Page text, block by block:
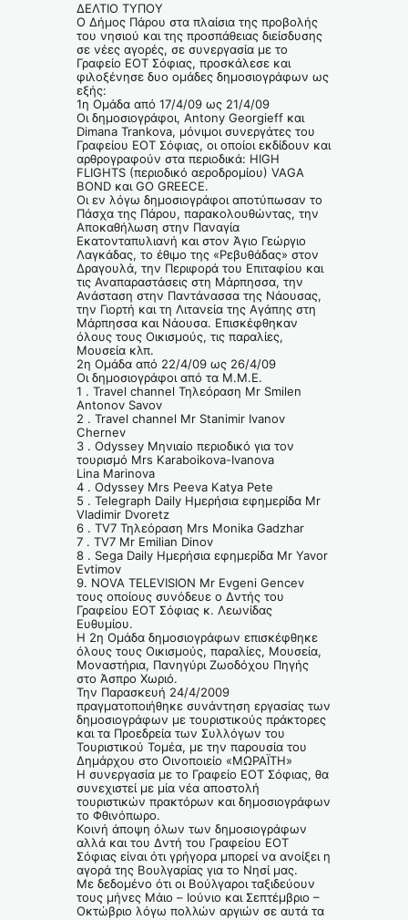
ΔΕΛΤΙΟ ΤΥΠΟΥ
Ο Δήμος Πάρου στα πλαίσια της προβολής
του νησιού και της προσπάθειας διείσδυσης
σε νέες αγορές, σε συνεργασία με το
Γραφείο ΕΟΤ Σόφιας, προσκάλεσε και
φιλοξένησε δυο ομάδες δημοσιογράφων ως
εξής:
1η Ομάδα από 17/4/09 ως 21/4/09
Οι δημοσιογράφοι, Αntony Georgieff και
Dimana Trankova, μόνιμοι συνεργάτες του
Γραφείου ΕΟΤ Σόφιας, οι οποίοι εκδίδουν και
αρθρογραφούν στα περιοδικά: HIGH
FLIGHTS (περιοδικό αεροδρομίου) VAGA
BOND και GO GREECE.
Oι εν λόγω δημοσιογράφοι αποτύπωσαν το
Πάσχα της Πάρου, παρακολουθώντας, την
Αποκαθήλωση στην Παναγία
Εκατονταπυλιανή και στον Άγιο Γεώργιο
Λαγκάδας, το έθιμο της «Ρεβυθάδας» στον
Δραγουλά, την Περιφορά του Επιταφίου και
τις Αναπαραστάσεις στη Μάρπησσα, την
Ανάσταση στην Παντάνασσα της Νάουσας,
την Γιορτή και τη Λιτανεία της Αγάπης στη
Μάρπησσα και Νάουσα. Επισκέφθηκαν
όλους τους Οικισμούς, τις παραλίες,
Μουσεία κλπ.
2η Ομάδα από 22/4/09 ως 26/4/09
Οι δημοσιογράφοι από τα Μ.Μ.Ε.
1 . Travel channel Τηλεόραση Mr Smilen
Antonov Savov
2 . Travel channel Mr Stanimir Ivanov
Chernev
3 . Odyssey Μηνιαίο περιοδικό για τον
τουρισμό Mrs Karaboikova-Ivanova
Lina Marinova
4 . Odyssey Mrs Peeva Katya Pete
5 . Telegraph Daily Ημερήσια εφημερίδα Mr
Vladimir Dvoretz
6 . TV7 Τηλεόραση Mrs Monika Gadzhar
7 . TV7 Mr Emilian Dinov
8 . Sega Daily Ημερήσια εφημερίδα Mr Yavor
Evtimov
9. NOVA TELEVISION Mr Evgeni Gencev
τους οποίους συνόδευε ο Δντής του
Γραφείου ΕΟΤ Σόφιας κ. Λεωνίδας
Ευθυμίου.
Η 2η Ομάδα δημοσιογράφων επισκέφθηκε
όλους τους Οικισμούς, παραλίες, Μουσεία,
Μοναστήρια, Πανηγύρι Ζωοδόχου Πηγής
στο Άσπρο Χωριό.
Την Παρασκευή 24/4/2009
πραγματοποιήθηκε συνάντηση εργασίας των
δημοσιογράφων με τουριστικούς πράκτορες
και τα Προεδρεία των Συλλόγων του
Τουριστικού Τομέα, με την παρουσία του
Δημάρχου στο Οινοποιείο «ΜΩΡΑΪΤΗ»
Η συνεργασία με το Γραφείο ΕΟΤ Σόφιας, θα
συνεχιστεί με μία νέα αποστολή
τουριστικών πρακτόρων και δημοσιογράφων
το Φθινόπωρο.
Κοινή άποψη όλων των δημοσιογράφων
αλλά και του Δντή του Γραφείου ΕΟΤ
Σόφιας είναι ότι γρήγορα μπορεί να ανοίξει η
αγορά της Βουλγαρίας για το Νησί μας.
Με δεδομένο ότι οι Βούλγαροι ταξιδεύουν
τους μήνες Μάιο – Ιούνιο και Σεπτέμβριο –
Οκτώβριο λόγω πολλών αργιών σε αυτά τα